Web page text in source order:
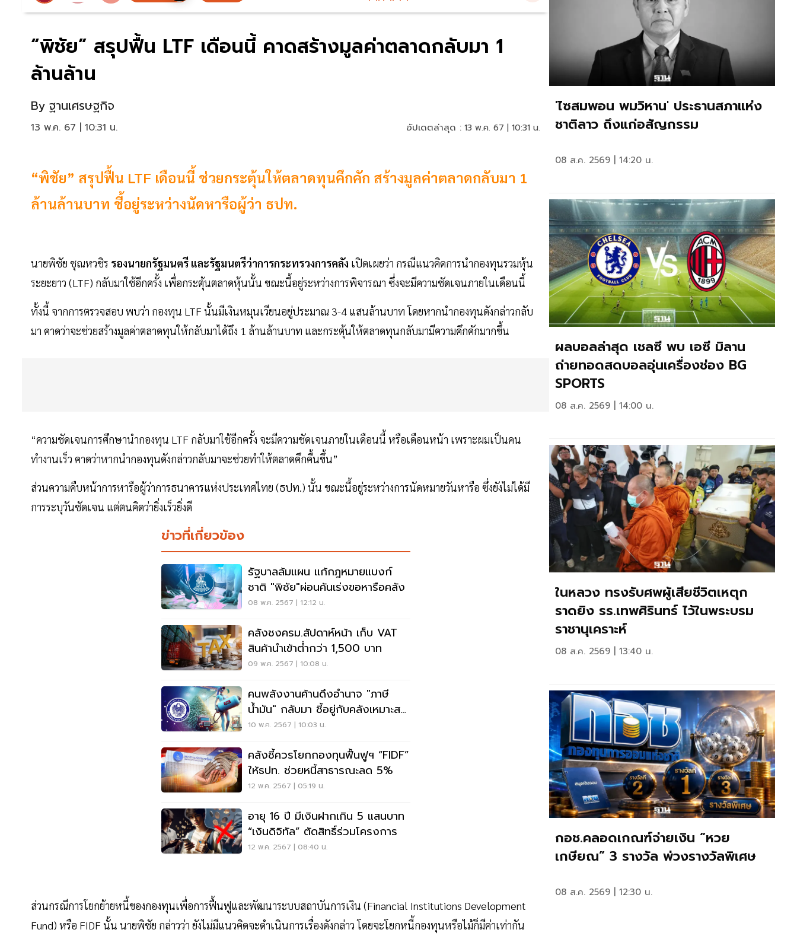
“พิชัย” สรุปฟื้น LTF เดือนนี้ คาดสร้างมูลค่าตลาดกลับมา 1
ล้านล้าน
By ฐานเศรษฐกิจ
13 พ.ค. 67 | 10:31 น. อัปเดตล่าสุด : 13 พ.ค. 67 | 10:31 น.
“พิชัย” สรุปฟื้น LTF เดือนนี้ ช่วยกระตุ้นให้ตลาดทุนคึกคัก สร้างมูลค่าตลาดกลับมา 1
ล้านล้านบาท ชี้อยู่ระหว่างนัดหารือผู้ว่า ธปท.
นายพิชัย ชุณหวชิร รองนายกรัฐมนตรี และรัฐมนตรีว่าการกระทรวงการคลัง เปิดเผยว่า กรณีแนวคิดการนำกองทุนรวมหุ้น
ระยะยาว (LTF) กลับมาใช้อีกครั้ง เพื่อกระตุ้นตลาดหุ้นนั้น ขณะนี้อยู่ระหว่างการพิจารณา ซึ่งจะมีความชัดเจนภายในเดือนนี้
ทั้งนี้ จากการตรวจสอบ พบว่า กองทุน LTF นั้นมีเงินหมุนเวียนอยู่ประมาณ 3-4 แสนล้านบาท โดยหากนำกองทุนดังกล่าวกลับ
มา คาดว่าจะช่วยสร้างมูลค่าตลาดทุนให้กลับมาได้ถึง 1 ล้านล้านบาท และกระตุ้นให้ตลาดทุนกลับมามีความคึกคักมากขึ้น
“ความชัดเจนการศึกษานำกองทุน LTF กลับมาใช้อีกครั้ง จะมีความชัดเจนภายในเดือนนี้ หรือเดือนหน้า เพราะผมเป็นคน
ทำงานเร็ว คาดว่าหากนำกองทุนดังกล่าวกลับมาจะช่วยทำให้ตลาดคึกคื้นขึ้น”
ส่วนความคืบหน้าการหารือผู้ว่าการธนาคารแห่งประเทศไทย (ธปท.) นั้น ขณะนี้อยู่ระหว่างการนัดหมายวันหารือ ซึ่งยังไม่ได้มี
การระบุวันชัดเจน แต่ตนคิดว่ายิ่งเร็วยิ่งดี
ข่าวที่เกี่ยวข้อง
รัฐบาลล้มแผน แก้กฎหมายแบงก์
ชาติ "พิชัย"ผ่อนคันเร่งขอหารือคลัง
08 พ.ค. 2567 | 12:12 น.
คลังชงครม.สัปดาห์หน้า เก็บ VAT
สินค้านำเข้าต่ำกว่า 1,500 บาท
09 พ.ค. 2567 | 10:08 น.
คนพลังงานค้านดึงอำนาจ "ภาษี
น้ำมัน" กลับมา ชี้อยู่กับคลังเหมาะสม
กว่า
10 พ.ค. 2567 | 10:03 น.
คลังชี้ควรโยกกองทุนฟื้นฟูฯ “FIDF”
ให้ธปท. ช่วยหนี้สาธารณะลด 5%
12 พ.ค. 2567 | 05:19 น.
อายุ 16 ปี มีเงินฝากเกิน 5 แสนบาท
“เงินดิจิทัล” ตัดสิทธิ์ร่วมโครงการ
12 พ.ค. 2567 | 08:40 น.
ส่วนกรณีการโยกย้ายหนี้ของกองทุนเพื่อการฟื้นฟูและพัฒนาระบบสถาบันการเงิน (Financial Institutions Development
Fund) หรือ FIDF นั้น นายพิชัย กล่าวว่า ยังไม่มีแนวคิดจะดำเนินการเรื่องดังกล่าว โดยจะโยกหนี้กองทุนหรือไม้ก็มีค่าเท่ากัน
'ไซสมพอน พมวิหาน' ประธานสภาแห่ง
ชาติลาว ถึงแก่อสัญกรรม
08 ส.ค. 2569 | 14:20 น.
ผลบอลล่าสุด เชลซี พบ เอซี มิลาน
ถ่ายทอดสดบอลอุ่นเครื่องช่อง BG
SPORTS
08 ส.ค. 2569 | 14:00 น.
ในหลวง ทรงรับศพผู้เสียชีวิตเหตุก
ราดยิง รร.เทพศิรินทร์ ไว้ในพระบรม
ราชานุเคราะห์
08 ส.ค. 2569 | 13:40 น.
กอช.คลอดเกณฑ์จ่ายเงิน “หวย
เกษียณ” 3 รางวัล พ่วงรางวัลพิเศษ
08 ส.ค. 2569 | 12:30 น.